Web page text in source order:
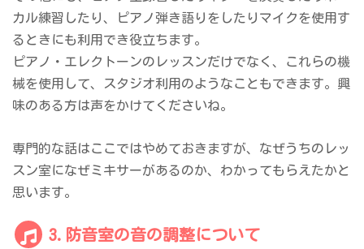
カル練習したり、ピアノ弾き語りをしたりマイクを使用す
るときにも利用でき役立ちます。
ピアノ・エレクトーンのレッスンだけでなく、これらの機
械を使用して、スタジオ利用のようなこともできます。興
味のある方は声をかけてくださいね。
専門的な話はここではやめておきますが、なぜうちのレッ
スン室になぜミキサーがあるのか、わかってもらえたかと
思います。
3.防音室の音の調整について